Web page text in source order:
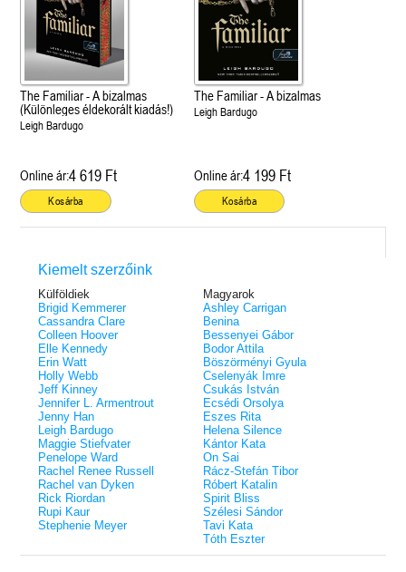
The Familiar - A bizalmas
(Különleges éldekorált kiadás!)
Leigh Bardugo
Online ár:4 619 Ft
Kosárba
The Familiar - A bizalmas
Leigh Bardugo
Online ár:4 199 Ft
Kosárba
Kiemelt szerzőink
Külföldiek
Brigid Kemmerer
Cassandra Clare
Colleen Hoover
Elle Kennedy
Erin Watt
Holly Webb
Jeff Kinney
Jennifer L. Armentrout
Jenny Han
Leigh Bardugo
Maggie Stiefvater
Penelope Ward
Rachel Renee Russell
Rachel van Dyken
Rick Riordan
Rupi Kaur
Stephenie Meyer
Magyarok
Ashley Carrigan
Benina
Bessenyei Gábor
Bodor Attila
Böszörményi Gyula
Cselenyák Imre
Csukás István
Ecsédi Orsolya
Eszes Rita
Helena Silence
Kántor Kata
On Sai
Rácz-Stefán Tibor
Róbert Katalin
Spirit Bliss
Szélesi Sándor
Tavi Kata
Tóth Eszter